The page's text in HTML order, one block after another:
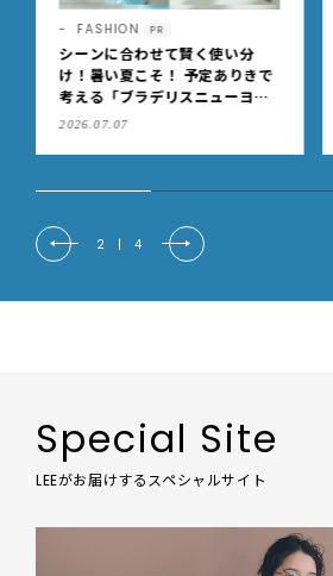
LIFE PR
コンパクトかつ、新生児から4歳
頃までずっと快適に使える両対
面式ベビーカー
2026.07.10
2 | 4
Special Site
LEEがお届けするスペシャルサイト